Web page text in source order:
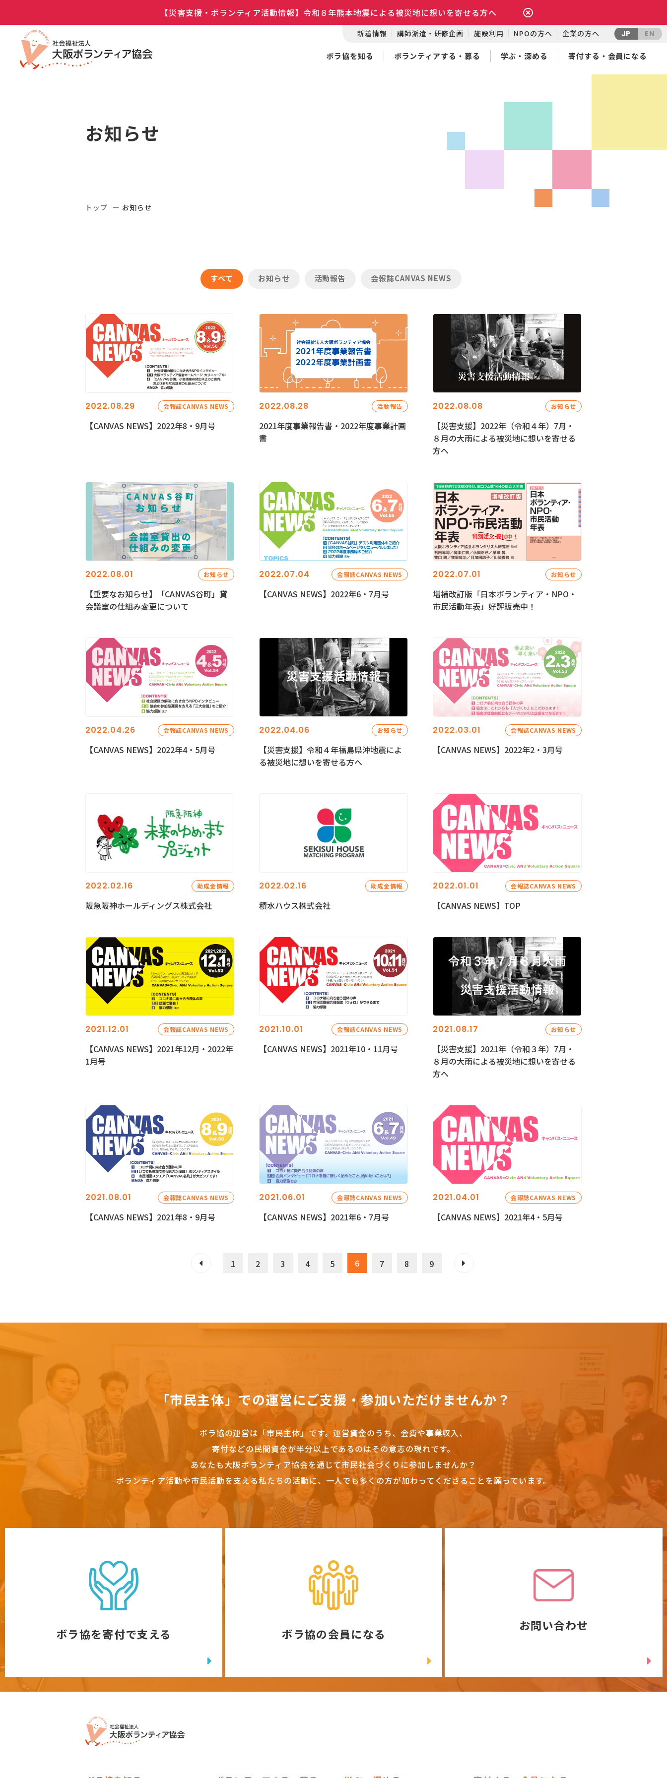
【災害支援・ボランティア活動情報】令和８年熊本地震による被災地に想いを寄せる方へ
新着情報 講師派遣・研修企画 施設利用 NPOの方へ 企業の方へ JP EN
ボラ協を知る ボランティアする・募る 学ぶ・深める 寄付する・会員になる
お知らせ
トップ お知らせ
すべて お知らせ 活動報告 会報誌CANVAS NEWS
2022.08.29 会報誌CANVAS NEWS
【CANVAS NEWS】2022年8・9月号
2022.08.28 活動報告
2021年度事業報告書・2022年度事業計画
書
2022.08.08 お知らせ
【災害支援】2022年（令和４年）7月・
８月の大雨による被災地に想いを寄せる
方へ
2022.08.01 お知らせ
【重要なお知らせ】「CANVAS谷町」貸
会議室の仕組み変更について
2022.07.04 会報誌CANVAS NEWS
【CANVAS NEWS】2022年6・7月号
2022.07.01 お知らせ
増補改訂版「日本ボランティア・NPO・
市民活動年表」好評販売中！
2022.04.26 会報誌CANVAS NEWS
【CANVAS NEWS】2022年4・5月号
2022.04.06 お知らせ
【災害支援】令和４年福島県沖地震によ
る被災地に想いを寄せる方へ
2022.03.01 会報誌CANVAS NEWS
【CANVAS NEWS】2022年2・3月号
2022.02.16 助成金情報
阪急阪神ホールディングス株式会社
2022.02.16 助成金情報
積水ハウス株式会社
2022.01.01 会報誌CANVAS NEWS
【CANVAS NEWS】TOP
2021.12.01 会報誌CANVAS NEWS
【CANVAS NEWS】2021年12月・2022年
1月号
2021.10.01 会報誌CANVAS NEWS
【CANVAS NEWS】2021年10・11月号
2021.08.17 お知らせ
【災害支援】2021年（令和３年）7月・
８月の大雨による被災地に想いを寄せる
方へ
2021.08.01 会報誌CANVAS NEWS
【CANVAS NEWS】2021年8・9月号
2021.06.01 会報誌CANVAS NEWS
【CANVAS NEWS】2021年6・7月号
2021.04.01 会報誌CANVAS NEWS
【CANVAS NEWS】2021年4・5月号
1 2 3 4 5 6 7 8 9
「市民主体」での運営にご支援・参加いただけませんか？
ボラ協の運営は「市民主体」です。 運営資金のうち、会費や事業収入、
寄付などの民間資金が半分以上であるのはその意志の現れです。
あなたも大阪ボランティア協会を通じて市民社会づくりに参加しませんか？
ボランティア活動や市民活動を支える私たちの活動に、一人でも多くの方が加わってくださることを願っています。
ボラ協を寄付で支える ボラ協の会員になる
お問い合わせ